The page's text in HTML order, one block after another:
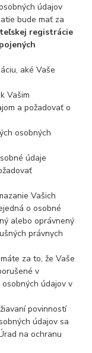
údajov
bude mať za
registrácie
aké Vaše
Vašim
a požadovať o
osobných
údaje
Vašich
o osobné
alebo oprávnený
právnych
za to, že Vaše
v
údajov v
povinností
údajov sa
na ochranu